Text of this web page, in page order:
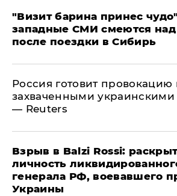
"Визит барина принес
западные СМИ смеются
после поездки в Сибирь
​Россия готовит провокацию
захваченными
— Reuters
​Взрыв в Balzi Rossi:
личность
генерала РФ, воевавшего
Украины